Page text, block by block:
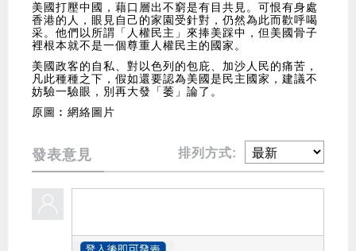
美國打壓中國，藉口層出不窮是有目共見。可恨有身處
香港的人，眼見自己的家園受針對，仍然為此而歡呼喝
采。他們以所謂「人權民主」來捧美踩中，但美國骨子
裡根本就不是一個尊重人權民主的國家。
美國政客的自私、對以色列的包庇、加沙人民的痛苦，
凡此種種之下，假如還要認為美國是民主國家，建議不
妨驗一驗眼，別再大發「萎」論了。
原圖︰網絡圖片
發表意見 排列方式: